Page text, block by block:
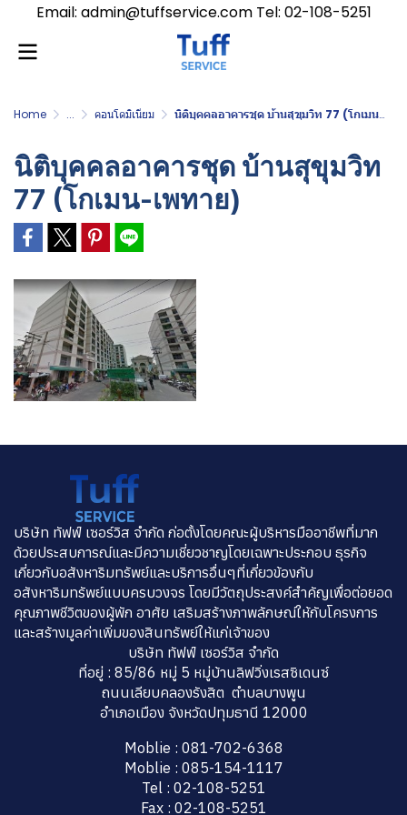
Email: admin@tuffservice.com Tel: 02-108-5251
Home ... คอนโดมิเนียม นิติบุคคลอาคารชุด บ้านสุขุมวิท 77 (โกเมน-เพทาย)
นิติบุคคลอาคารชุด บ้านสุขุมวิท
77 (โกเมน-เพทาย)
บริษัท ทัฟฟ์ เซอร์วิส จำกัด ก่อตั้งโดยคณะผู้บริหารมืออาชีพที่มาก
ด้วยประสบการณ์และมีความเชี่ยวชาญโดยเฉพาะประกอบ ธุรกิจ
เกี่ยวกับอสังหาริมทรัพย์และบริการอื่นๆที่เกี่ยวข้องกับ
อสังหาริมทรัพย์แบบครบวงจร โดยมีวัตถุประสงค์สำคัญเพื่อต่อยอด
คุณภาพชีวิตของผู้พัก อาศัย เสริมสร้างภาพลักษณ์ให้กับโครงการ
และสร้างมูลค่าเพิ่มของสินทรัพย์ให้แก่เจ้าของ
บริษัท ทัฟฟ์ เซอร์วิส จำกัด
ที่อยู่ : 85/86 หมู่ 5 หมู่บ้านลิฟวิ่งเรสซิเดนซ์
ถนนเลียบคลองรังสิต ตำบลบางพูน
อำเภอเมือง จังหวัดปทุมธานี 12000
Moblie : 081-702-6368
Moblie : 085-154-1117
Tel : 02-108-5251
Fax : 02-108-5251